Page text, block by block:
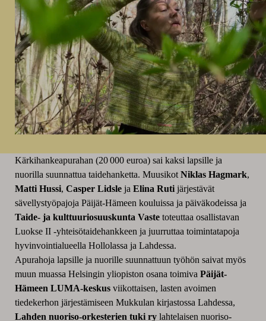
Kärkihankeapurahan (20 000 euroa) sai kaksi lapsille ja
nuorilla suunnattua taidehanketta. Muusikot Niklas Hagmark,
Matti Hussi, Casper Lidsle ja Elina Rutijärjestävät
sävellystyöpajoja Päijät-Hämeen kouluissa ja päiväkodeissa ja
Taide- ja kulttuuriosuuskunta Vastetoteuttaa osallistavan
Luokse II -yhteisötaidehankkeen ja juurruttaa toimintatapoja
hyvinvointialueella Hollolassa ja Lahdessa.
Apurahoja lapsille ja nuorille suunnattuun työhön saivat myös
muun muassa Helsingin yliopiston osana toimiva Päijät-
Hämeen LUMA-keskusviikottaisen, lasten avoimen
tiedekerhon järjestämiseen Mukkulan kirjastossa Lahdessa,
Lahden nuoriso-orkesterien tuki rylahtelaisen nuoriso-